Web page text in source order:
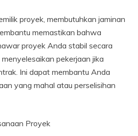
proyek, membutuhkan jaminan
memastikan bahwa
proyek Anda stabil secara
pekerjaan jika
Ini dapat membantu Anda
yang mahal atau perselisihan
Proyek